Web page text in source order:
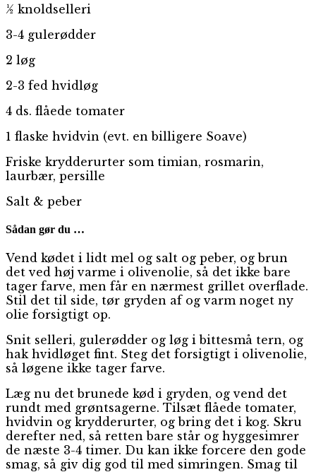
½ knoldselleri
3-4 gulerødder
2 løg
2-3 fed hvidløg
4 ds. flåede tomater
1 flaske hvidvin (evt. en billigere Soave)
Friske krydderurter som timian, rosmarin,
laurbær, persille
Salt & peber
Sådan gør du …
Vend kødet i lidt mel og salt og peber, og brun
det ved høj varme i olivenolie, så det ikke bare
tager farve, men får en nærmest grillet overflade.
Stil det til side, tør gryden af og varm noget ny
olie forsigtigt op.
Snit selleri, gulerødder og løg i bittesmå tern, og
hak hvidløget fint. Steg det forsigtigt i olivenolie,
så løgene ikke tager farve.
Læg nu det brunede kød i gryden, og vend det
rundt med grøntsagerne. Tilsæt flåede tomater,
hvidvin og krydderurter, og bring det i kog. Skru
derefter ned, så retten bare står og hyggesimrer
de næste 3-4 timer. Du kan ikke forcere den gode
smag, så giv dig god til med simringen. Smag til